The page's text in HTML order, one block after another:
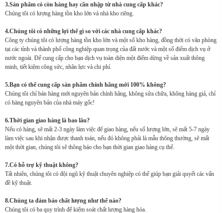
3.Sản phẩm có còn hàng hay cần nhập từ nhà cung cấp khác?
Chúng tôi có lượng hàng tồn kho lớn và nhà kho riêng.
4.Chúng tôi có những lợi thế gì so với các nhà cung cấp khác?
Công ty chúng tôi có lượng hàng tồn kho lớn và một số kho hàng, đồng thời có văn phòng
tại các tỉnh và thành phố công nghiệp quan trọng của đất nước và một số điểm dịch vụ ở
nước ngoài. Để cung cấp cho bạn dịch vụ toàn diện một điểm dừng về sản xuất thông
minh, tiết kiệm công sức, nhân lực và chi phí.
5.Bạn có thể cung cấp sản phẩm chính hãng mới 100% không?
Chúng tôi chỉ bán hàng mới nguyên bản chính hãng, không sửa chữa, không hàng giả, chỉ
có hàng nguyên bản của nhà máy gốc!
6.Thời gian giao hàng là bao lâu?
Nếu có hàng, sẽ mất 2-3 ngày làm việc để giao hàng, nếu số lượng lớn, sẽ mất 5-7 ngày
làm việc sau khi nhận được thanh toán, nếu đó không phải là mẫu thông thường, sẽ mất
một thời gian, chúng tôi sẽ thông báo cho bạn thời gian giao hàng cụ thể.
7.Có hỗ trợ kỹ thuật không?
Tất nhiên, chúng tôi có đội ngũ kỹ thuật chuyên nghiệp có thể giúp bạn giải quyết các vấn
đề kỹ thuật.
8.Chúng ta đảm bảo chất lượng như thế nào?
Chúng tôi có ba quy trình để kiểm soát chất lượng hàng hóa.